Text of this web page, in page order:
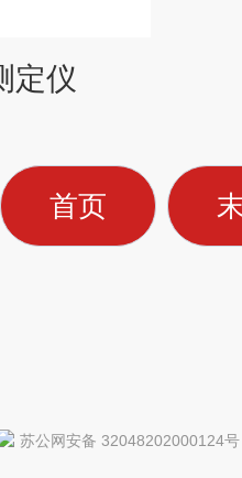
定仪
首页
苏公网安备 32048202000124号